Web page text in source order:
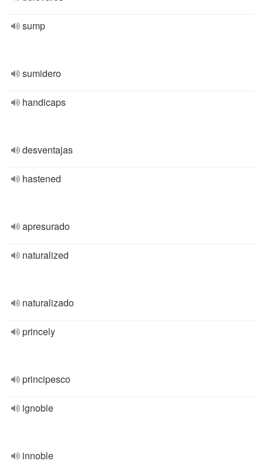
sump
sumidero
handicaps
desventajas
hastened
apresurado
naturalized
naturalizado
princely
principesco
ignoble
innoble